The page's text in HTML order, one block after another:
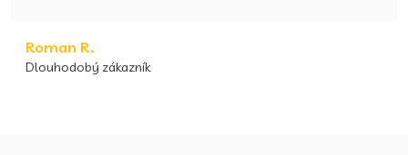
Roman R.
Dlouhodobý zákazník